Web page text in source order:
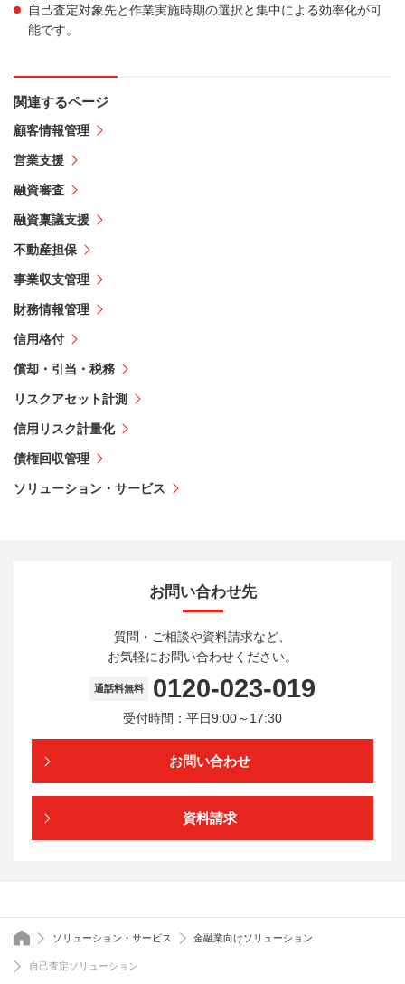
自己査定対象先と作業実施時期の選択と集中による効率化が可
能です。
関連するページ
顧客情報管理
営業支援
融資審査
融資稟議支援
不動産担保
事業収支管理
財務情報管理
信用格付
償却・引当・税務
リスクアセット計測
信用リスク計量化
債権回収管理
ソリューション・サービス
お問い合わせ先
質問・ご相談や資料請求など、
お気軽にお問い合わせください。
通話料無料 0120-023-019
受付時間：平日9:00～17:30
お問い合わせ
資料請求
トップページ
ソリューション・サービス 金融業向けソリューション
自己査定ソリューション